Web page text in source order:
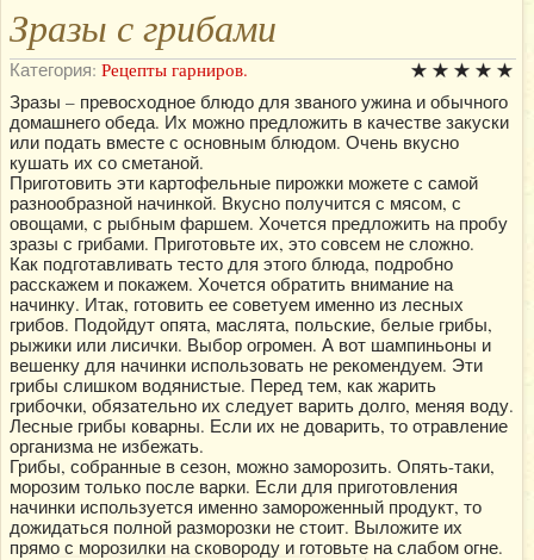
Зразы с грибами
Категория: Рецепты гарниров.
Зразы – превосходное блюдо для званого ужина и обычного
домашнего обеда. Их можно предложить в качестве закуски
или подать вместе с основным блюдом. Очень вкусно
кушать их со сметаной.
Приготовить эти картофельные пирожки можете с самой
разнообразной начинкой. Вкусно получится с мясом, с
овощами, с рыбным фаршем. Хочется предложить на пробу
зразы с грибами. Приготовьте их, это совсем не сложно.
Как подготавливать тесто для этого блюда, подробно
расскажем и покажем. Хочется обратить внимание на
начинку. Итак, готовить ее советуем именно из лесных
грибов. Подойдут опята, маслята, польские, белые грибы,
рыжики или лисички. Выбор огромен. А вот шампиньоны и
вешенку для начинки использовать не рекомендуем. Эти
грибы слишком водянистые. Перед тем, как жарить
грибочки, обязательно их следует варить долго, меняя воду.
Лесные грибы коварны. Если их не доварить, то отравление
организма не избежать.
Грибы, собранные в сезон, можно заморозить. Опять-таки,
морозим только после варки. Если для приготовления
начинки используется именно замороженный продукт, то
дожидаться полной разморозки не стоит. Выложите их
прямо с морозилки на сковороду и готовьте на слабом огне.